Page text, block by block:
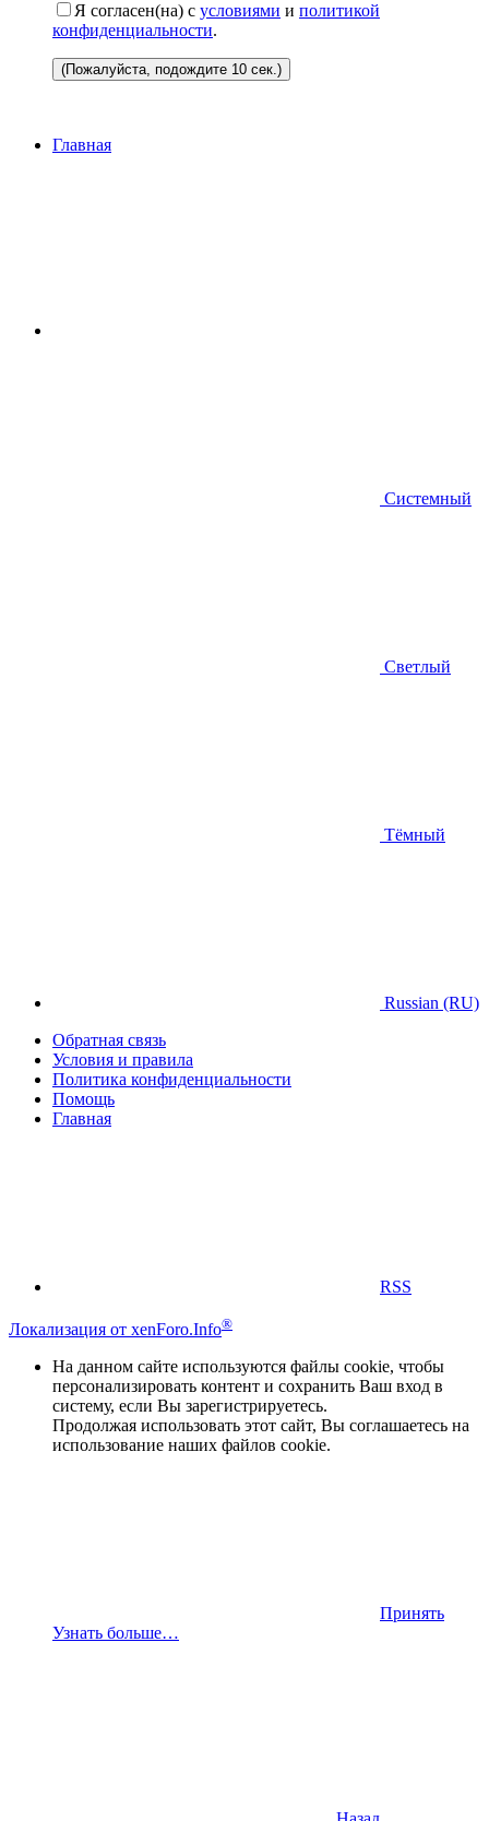
Я согласен(на) с условиями и политикой
конфиденциальности.
(Пожалуйста, подождите 10 сек.)
Главная
Системный
Светлый
Тёмный
Russian (RU)
Обратная связь
Условия и правила
Политика конфиденциальности
Помощь
Главная
RSS
Локализация от xenForo.Info®
На данном сайте используются файлы cookie, чтобы
персонализировать контент и сохранить Ваш вход в
систему, если Вы зарегистрируетесь.
Продолжая использовать этот сайт, Вы соглашаетесь на
использование наших файлов cookie.
Принять
Узнать больше…